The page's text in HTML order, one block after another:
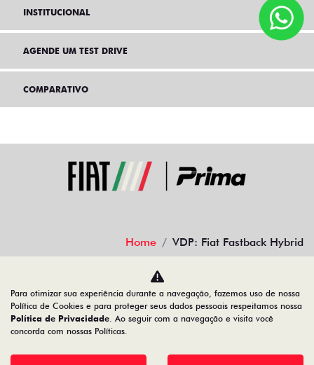
INSTITUCIONAL
AGENDE UM TEST DRIVE
COMPARATIVO
Home VDP: Fiat Fastback Hybrid
Desacelere. Seu bem maior é a vida.
Para otimizar sua experiência durante a navegação, fazemos uso de nossa
Política de Cookies e para proteger seus dados pessoais respeitamos nossa
Política de Privacidade. Ao seguir com a navegação e visita você
concorda com nossas Políticas.